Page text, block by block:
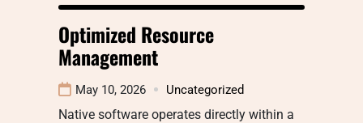
Optimized Resource
Management
May 10, 2026 Uncategorized
Native software operates directly within a